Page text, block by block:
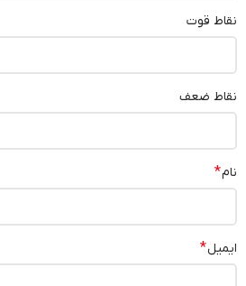
نقاط قوت
نقاط ضعف
نام*
ایمیل*